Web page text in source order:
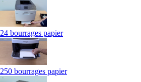
24 bourrages papier
250 bourrages papier